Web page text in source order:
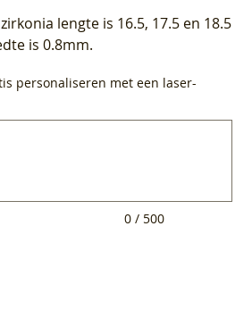
lengte is 16.5, 17.5 en 18.5
is 0.8mm.
personaliseren met een laser-
0 / 500